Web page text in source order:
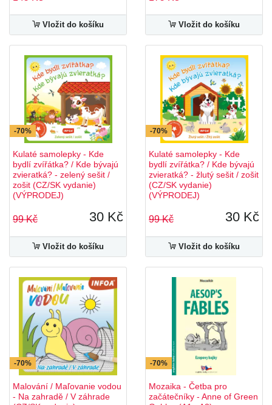
Vložit do košíku Vložit do košíku
-70%
Kulaté samolepky - Kde
bydlí zvířátka? / Kde bývajú
zvieratká? - zelený sešit /
zošit (CZ/SK vydanie)
(VÝPRODEJ)
99 Kč 30 Kč
Vložit do košíku
-70%
Kulaté samolepky - Kde
bydlí zvířátka? / Kde bývajú
zvieratká? - žlutý sešit / zošit
(CZ/SK vydanie)
(VÝPRODEJ)
99 Kč 30 Kč
Vložit do košíku
-70%
Malování / Maľovanie vodou
- Na zahradě / V záhrade
-70%
Mozaika - Četba pro
začátečníky - Anne of Green